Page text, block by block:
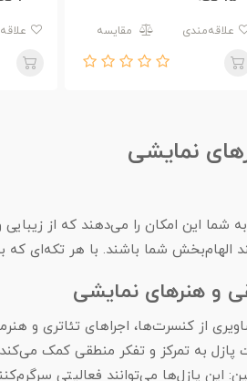
مقایسه
نمایشی
شما این امکان را می‌دهند که از
شما باشند. با هر تکه‌ای
و هنرهای نمایشی
از کنسرت‌ها، اجراهای تئاتری و
به تمرکز و تفکر منطقی کمک
این پازل‌ها می‌توانند فعالیتی